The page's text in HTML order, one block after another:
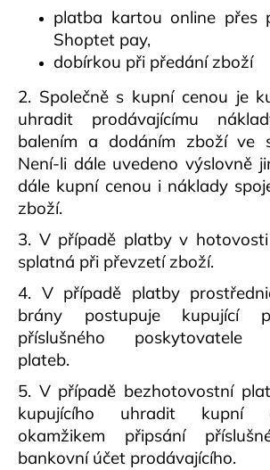
platba kartou online přes
Shoptet pay,
dobírkou při předání zboží
2. Společně s kupní cenou je
uhradit prodávajícímu
balením a dodáním zboží ve
Není-li dále uvedeno výslovně
dále kupní cenou i náklady
zboží.
3. V případě platby v
splatná při převzetí zboží.
4. V případě platby
brány postupuje kupující
příslušného poskytovatele
plateb.
5. V případě bezhotovostní
kupujícího uhradit kupní
okamžikem připsání
bankovní účet prodávajícího.